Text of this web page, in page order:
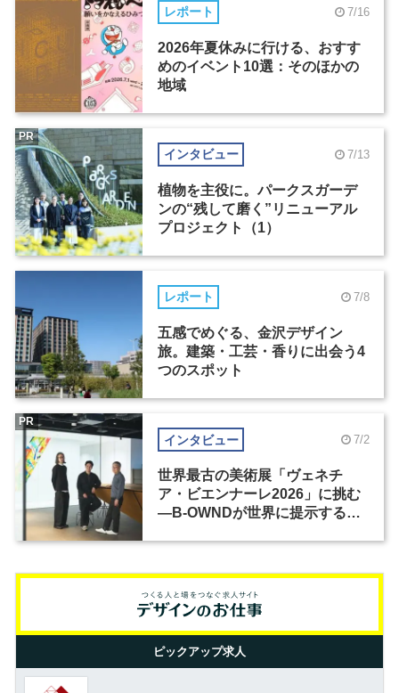
レポート 7/16
2026年夏休みに行ける、おすす
めのイベント10選：そのほかの
地域
インタビュー 7/13
植物を主役に。パークスガーデ
ンの“残して磨く”リニューアル
プロジェクト（1）
PR
レポート 7/8
五感でめぐる、金沢デザイン
旅。建築・工芸・香りに出会う4
つのスポット
インタビュー 7/2
世界最古の美術展「ヴェネチ
ア・ビエンナーレ2026」に挑む
―B-OWNDが世界に提示する美
PR
ピックアップ求人